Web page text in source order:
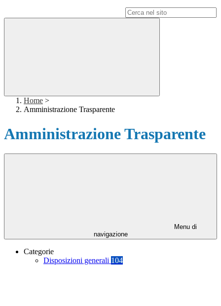
Home >
Amministrazione Trasparente
Amministrazione Trasparente
Menu di
navigazione
Categorie
Disposizioni generali 104